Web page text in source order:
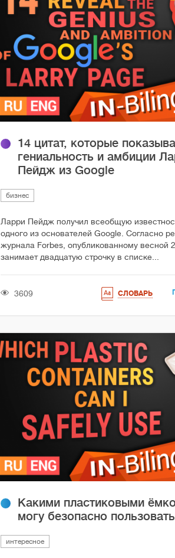
14 цитат, которые
гениальность и амбиции
Пейдж из Google
бизнес
Ларри Пейдж получил всеобщую
одного из основателей Google. Согласно
журнала Forbes, опубликованному весной
занимает двадцатую строчку в списке...
3609 СЛОВАРЬ
Какими пластиковыми
могу безопасно
интересное